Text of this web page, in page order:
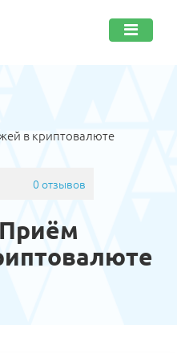
в криптовалюте
0 отзывов